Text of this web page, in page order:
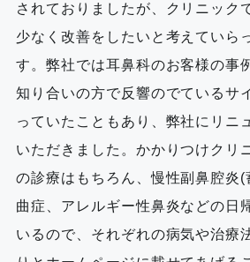
されておりましたが、クリニック
少なく改善をしたいと考えていら
す。弊社では耳鼻科のお客様の事
知り合いの方で反響のでているサ
っていたこともあり、弊社にリニ
いただきました。かかりつけクリ
の診療はもちろん、慢性副鼻腔炎
曲症、アレルギー性鼻炎などの日
いるので、それぞれの病気や治療